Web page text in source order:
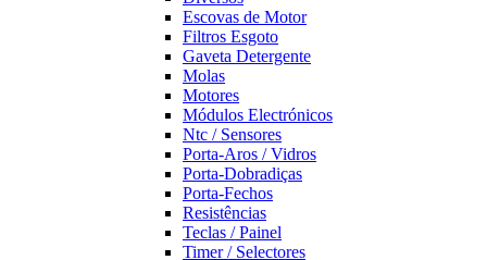
Escovas de Motor
Filtros Esgoto
Gaveta Detergente
Molas
Motores
Módulos Electrónicos
Ntc / Sensores
Porta-Aros / Vidros
Porta-Dobradiças
Porta-Fechos
Resistências
Teclas / Painel
Timer / Selectores